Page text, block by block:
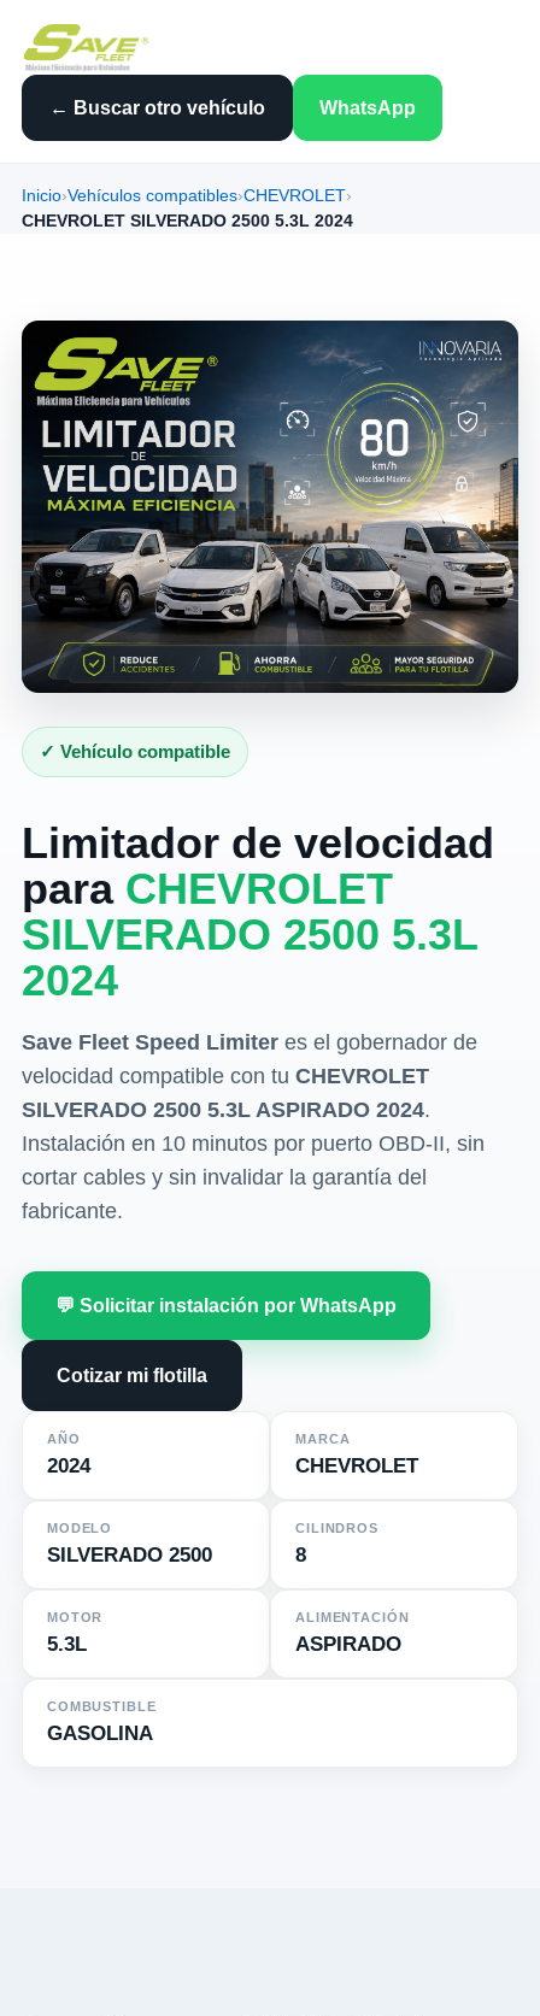
← Buscar otro vehículo WhatsApp
Inicio›Vehículos compatibles›CHEVROLET›
CHEVROLET SILVERADO 2500 5.3L 2024
✓ Vehículo compatible
Limitador de velocidad
para CHEVROLET
SILVERADO 2500 5.3L
2024
Save Fleet Speed Limiteres el gobernador de
velocidad compatible con tu CHEVROLET
SILVERADO 2500 5.3L ASPIRADO 2024.
Instalación en 10 minutos por puerto OBD-II, sin
cortar cables y sin invalidar la garantía del
fabricante.
💬 Solicitar instalación por WhatsApp
Cotizar mi flotilla
AÑO
2024
MARCA
CHEVROLET
MODELO
SILVERADO 2500
CILINDROS
8
MOTOR
5.3L
ALIMENTACIÓN
ASPIRADO
COMBUSTIBLE
GASOLINA